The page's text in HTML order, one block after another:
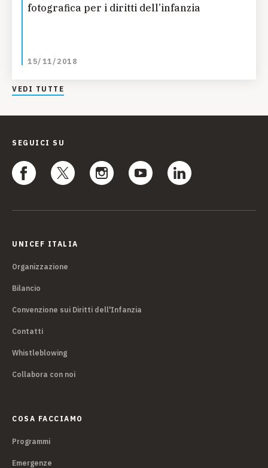
fotografica per i diritti dell’infanzia
15/11/2018
VEDI TUTTE
SEGUICI SU
UNICEF ITALIA
Organizzazione
Bilancio
Convenzione sui Diritti dell'Infanzia
Contatti
Whistleblowing
Collabora con noi
COSA FACCIAMO
Programmi
Emergenze